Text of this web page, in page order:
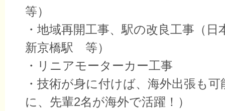
等）
・地域再開工事、駅の改良工事（日
新京橋駅 等）
・リニアモーターカー工事
・技術が身に付けば、海外出張も
に、先輩2名が海外で活躍！）